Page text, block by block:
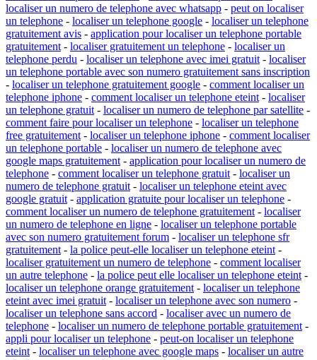
localiser un numero de telephone avec whatsapp - peut on localiser
un telephone - localiser un telephone google - localiser un telephone
gratuitement avis - application pour localiser un telephone portable
gratuitement - localiser gratuitement un telephone - localiser un
telephone perdu - localiser un telephone avec imei gratuit - localiser
un telephone portable avec son numero gratuitement sans inscription
- localiser un telephone gratuitement google - comment localiser un
telephone iphone - comment localiser un telephone eteint - localiser
un telephone gratuit - localiser un numero de telephone par satellite -
comment faire pour localiser un telephone - localiser un telephone
free gratuitement - localiser un telephone iphone - comment localiser
un telephone portable - localiser un numero de telephone avec
google maps gratuitement - application pour localiser un numero de
telephone - comment localiser un telephone gratuit - localiser un
numero de telephone gratuit - localiser un telephone eteint avec
google gratuit - application gratuite pour localiser un telephone -
comment localiser un numero de telephone gratuitement - localiser
un numero de telephone en ligne - localiser un telephone portable
avec son numero gratuitement forum - localiser un telephone sfr
gratuitement - la police peut-elle localiser un telephone eteint -
localiser gratuitement un numero de telephone - comment localiser
un autre telephone - la police peut elle localiser un telephone eteint -
localiser un telephone orange gratuitement - localiser un telephone
eteint avec imei gratuit - localiser un telephone avec son numero -
localiser un telephone sans accord - localiser avec un numero de
telephone - localiser un numero de telephone portable gratuitement -
appli pour localiser un telephone - peut-on localiser un telephone
eteint - localiser un telephone avec google maps - localiser un autre